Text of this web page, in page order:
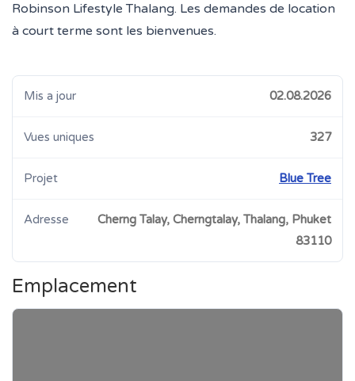
Robinson Lifestyle Thalang. Les demandes de location
à court terme sont les bienvenues.
Mis a jour 02.08.2026
Vues uniques 327
Projet Blue Tree
Adresse
Cherng Talay, Cherngtalay, Thalang, Phuket
83110
Emplacement